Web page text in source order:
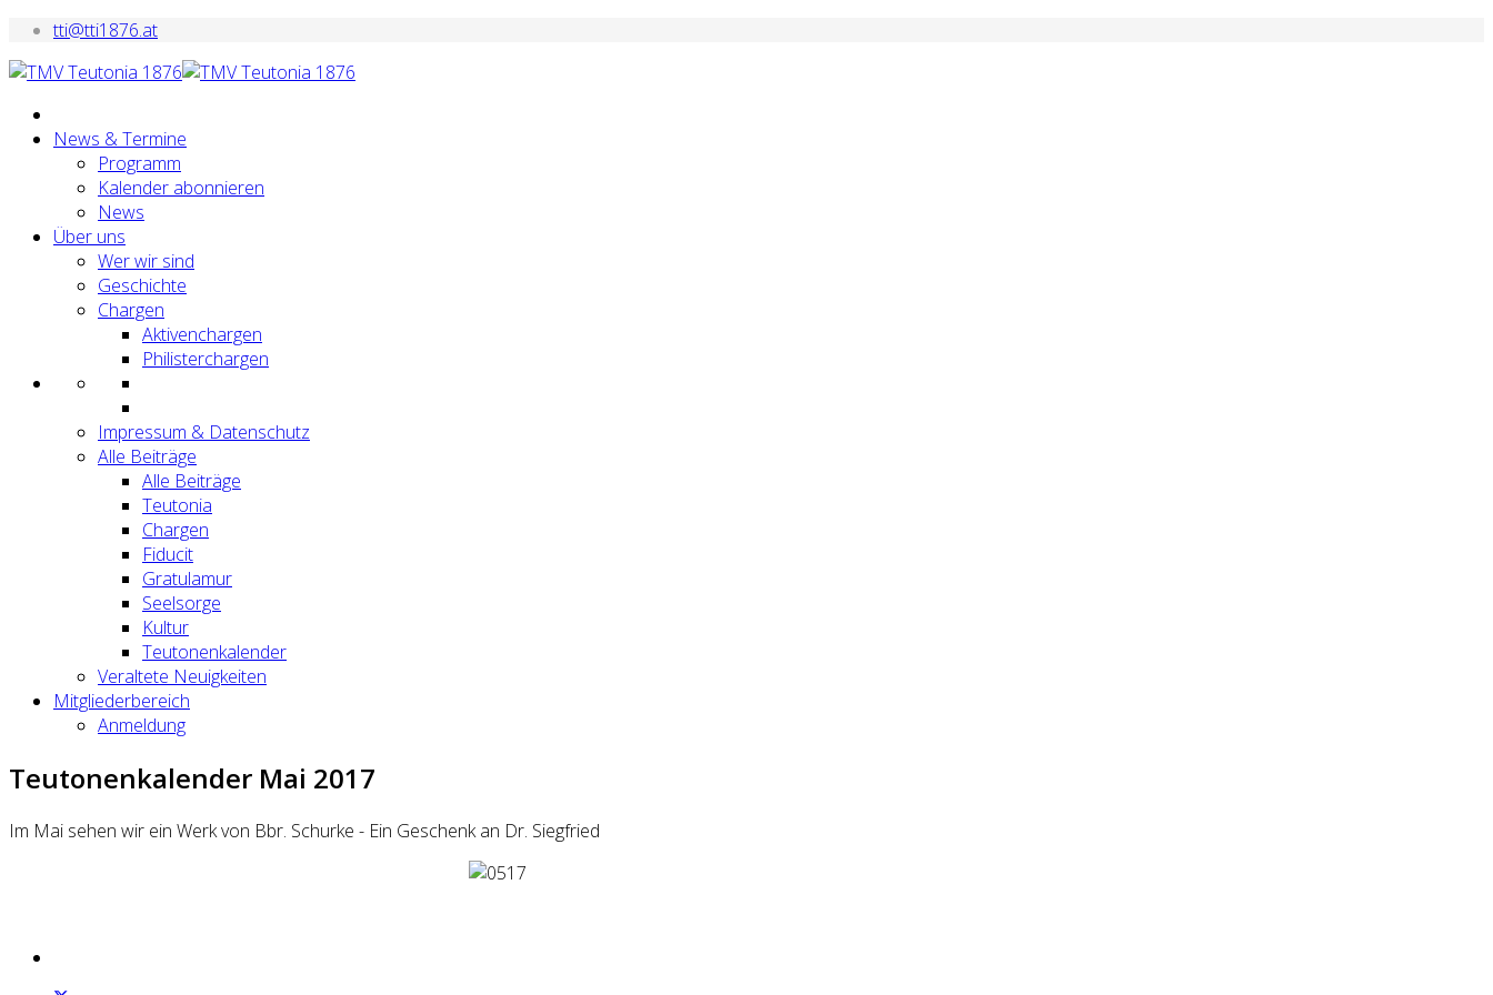
tti@tti1876.at
News & Termine
Programm
Kalender abonnieren
News
Über uns
Wer wir sind
Geschichte
Chargen
Aktivenchargen
Philisterchargen
Impressum & Datenschutz
Alle Beiträge
Alle Beiträge
Teutonia
Chargen
Fiducit
Gratulamur
Seelsorge
Kultur
Teutonenkalender
Veraltete Neuigkeiten
Mitgliederbereich
Anmeldung
Teutonenkalender Mai 2017
Im Mai sehen wir ein Werk von Bbr. Schurke - Ein Geschenk an Dr. Siegfried